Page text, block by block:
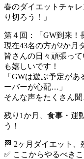
春のダイエットチャ
り切ろう！」
第４回：「GW到来！
現在43名の方が2か月
皆さんの日々頑張っ
も嬉しいです！
「GWは遊ぶ予定が
ーバーが心配…」
そんな声をたくさん
残り1か月、食事・運
う！
🏁 2ヶ月ダイエット
✅ ここからやるべきこ